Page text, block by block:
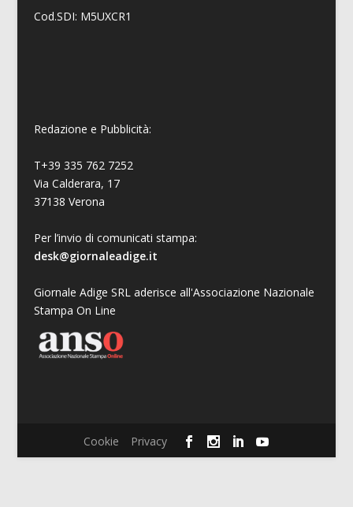
Cod.SDI: M5UXCR1
Redazione e Pubblicità:
T+39 335 762 7252
Via Calderara, 17
37138 Verona
Per l’invio di comunicati stampa:
desk@giornaleadige.it
Giornale Adige SRL aderisce all'Associazione Nazionale
Stampa On Line
Cookie Privacy